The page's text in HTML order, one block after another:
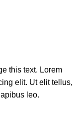
this text. Lorem
elit. Ut elit tellus,
leo.